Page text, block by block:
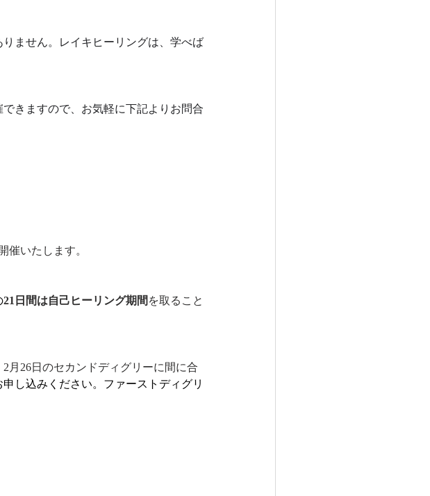
ません。レイキヒーリングは、学べば
きますので、お気軽に下記よりお問合
催いたします。
21日間は自己ヒーリング期間 を取ること
月26日のセカンドディグリーに間に合
し込みください。ファーストディグリ